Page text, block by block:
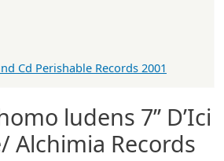
ludens 7’’ D’Ici
Alchimia Records
Cd Perishable Records 2001